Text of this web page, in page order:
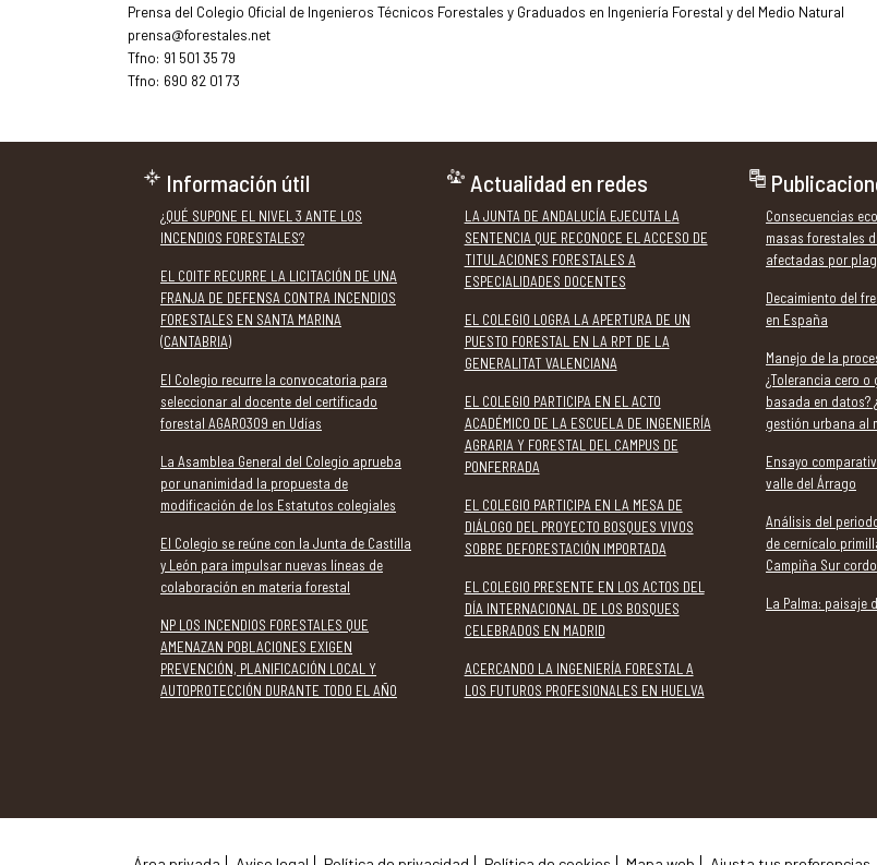
Prensa del Colegio Oficial de Ingenieros Técnicos Forestales y Graduados en Ingeniería Forestal y del Medio Natural
prensa@forestales.net
Tfno: 91 501 35 79
Tfno: 690 82 01 73
Información útil
¿QUÉ SUPONE EL NIVEL 3 ANTE LOS
INCENDIOS FORESTALES?
EL COITF RECURRE LA LICITACIÓN DE UNA
FRANJA DE DEFENSA CONTRA INCENDIOS
FORESTALES EN SANTA MARINA
(CANTABRIA)
El Colegio recurre la convocatoria para
seleccionar al docente del certificado
forestal AGAR0309 en Udías
La Asamblea General del Colegio aprueba
por unanimidad la propuesta de
modificación de los Estatutos colegiales
El Colegio se reúne con la Junta de Castilla
y León para impulsar nuevas líneas de
colaboración en materia forestal
NP LOS INCENDIOS FORESTALES QUE
AMENAZAN POBLACIONES EXIGEN
PREVENCIÓN, PLANIFICACIÓN LOCAL Y
AUTOPROTECCIÓN DURANTE TODO EL AÑO
Actualidad en redes
LA JUNTA DE ANDALUCÍA EJECUTA LA
SENTENCIA QUE RECONOCE EL ACCESO DE
TITULACIONES FORESTALES A
ESPECIALIDADES DOCENTES
EL COLEGIO LOGRA LA APERTURA DE UN
PUESTO FORESTAL EN LA RPT DE LA
GENERALITAT VALENCIANA
EL COLEGIO PARTICIPA EN EL ACTO
ACADÉMICO DE LA ESCUELA DE INGENIERÍA
AGRARIA Y FORESTAL DEL CAMPUS DE
PONFERRADA
EL COLEGIO PARTICIPA EN LA MESA DE
DIÁLOGO DEL PROYECTO BOSQUES VIVOS
SOBRE DEFORESTACIÓN IMPORTADA
EL COLEGIO PRESENTE EN LOS ACTOS DEL
DÍA INTERNACIONAL DE LOS BOSQUES
CELEBRADOS EN MADRID
ACERCANDO LA INGENIERÍA FORESTAL A
LOS FUTUROS PROFESIONALES EN HUELVA
Consecuencias
masas forestales
afectadas por
Decaimiento del
en España
Manejo de la
¿Tolerancia cero
basada en datos?
gestión urbana al
Ensayo
valle del Árrago
Análisis del
de cernícalo
Campiña Sur
La Palma: paisaje